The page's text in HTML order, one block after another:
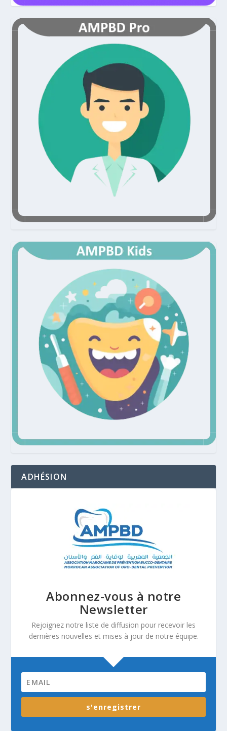
ADHÉSION
Abonnez-vous à notre
Newsletter
Rejoignez notre liste de diffusion pour recevoir les
dernières nouvelles et mises à jour de notre équipe.
s'enregistrer